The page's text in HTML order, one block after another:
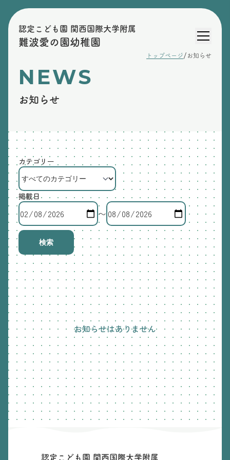
認定こども園 関西国際大学附属
難波愛の園幼稚園
トップページ/ お知らせ
NEWS
お知らせ
カテゴリー
掲載日
〜
検索
お知らせはありません
認定こども園 関西国際大学附属